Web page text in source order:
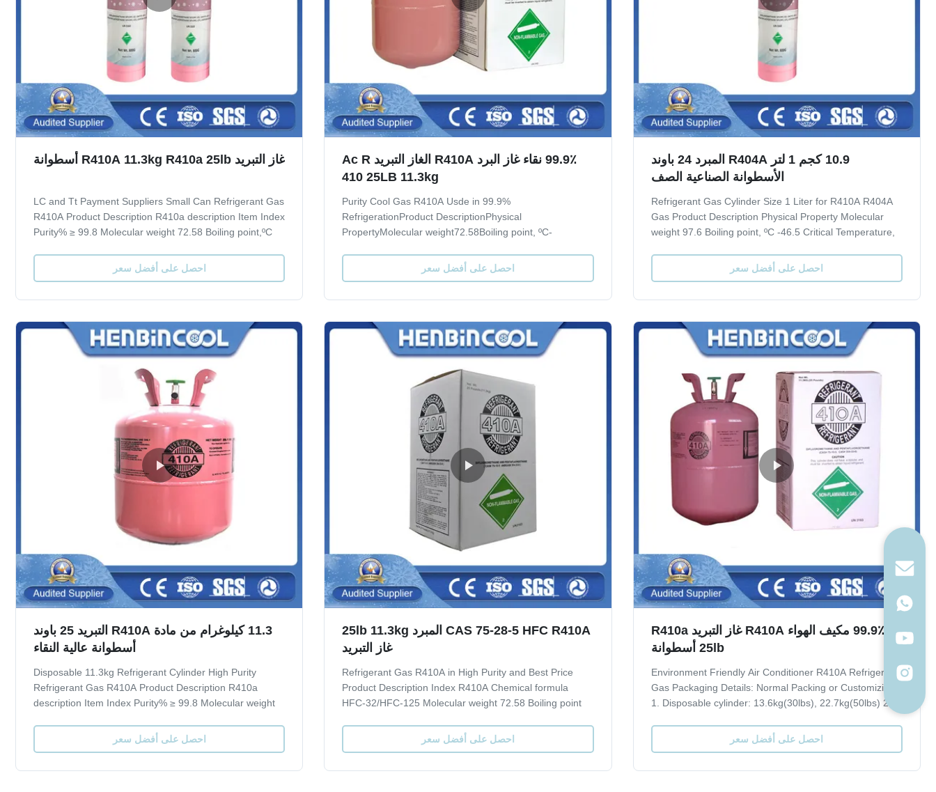
10.9 كجم 1 لتر R404A المبرد 24 باوند
الأسطوانة الصناعية الصف
Refrigerant Gas Cylinder Size 1 Liter for R410A R404A
Gas Product Description Physical Property Molecular
weight 97.6 Boiling point, ºC -46.5 Critical Temperature,
30ºC, [KJ/(kg·ºC)] 0.38 ODP 0 GWP 0.388 Quality
index(AHRI 700-2012) Purity, % ...
احصل على أفضل سعر
99.9٪ نقاء غاز البرد R410A الغاز التبريد Ac R
410 25LB 11.3kg
99.9% Purity Cool Gas R410A Usde in
RefrigerationProduct DescriptionPhysical
PropertyMolecular weight72.58Boiling point, ºC-
Mpa4.95Liquid specific heat, 30ºC,
[KJ/(kg·ºC)]1.78ODP0GWP2000 Quality index(CRAA
احصل على أفضل سعر
غاز التبريد R410A 11.3kg R410a 25lb أسطوانة
LC and Tt Payment Suppliers Small Can Refrigerant Gas
R410A Product Description R410a description Item Index
Purity% ≥ 99.8 Molecular weight 72.58 Boiling point,ºC
4.95 Specific Heat of liquid,30ºC 1.78 ODP 0 GWP 0.2
Moisture % ≤ 0.001 Acidity...
احصل على أفضل سعر
99.9٪ مكيف الهواء R410A غاز التبريد R410a
25lb أسطوانة
Environment Friendly Air Conditioner R410A Refrigerant
Gas Packaging Details: Normal Packing or Customizing
1. Disposable cylinder: 13.6kg(30lbs), 22.7kg(50lbs) 2.
TANK: 24MT Product Description Index R410A Chemical
formula HFC-32/HFC-125 Molecular ...
احصل على أفضل سعر
CAS 75-28-5 HFC R410A المبرد 25lb 11.3kg
غاز التبريد
Refrigerant Gas R410A in High Purity and Best Price
Product Description Index R410A Chemical formula
HFC-32/HFC-125 Molecular weight 72.58 Boiling point
Critical temperature, °C 72.5 Critical pressure, MPa 4.95
Saturated liquid density (25°C), g...
احصل على أفضل سعر
11.3 كيلوغرام من مادة R410A التبريد 25 باوند
أسطوانة عالية النقاء
Disposable 11.3kg Refrigerant Cylinder High Purity
Refrigerant Gas R410A Product Description R410a
description Item Index Purity% ≥ 99.8 Molecular weight
Critical Pressure,Mpa 4.95 Specific Heat of liquid,30ºC
1.78 ODP 0 GWP 0.2 Moisture % ≤ 0...
احصل على أفضل سعر